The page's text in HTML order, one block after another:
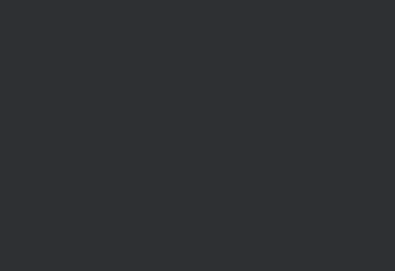
имплантологов
нагрузка. Создание
форум и выставка «ДЕНТАЛ САЛОН